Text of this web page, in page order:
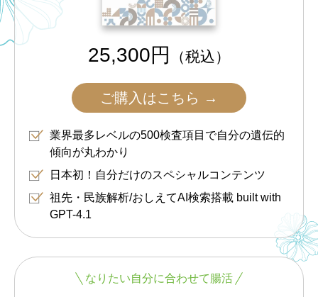
25,300円 （税込）
ご購入はこちら →
業界最多レベルの500検査項目で自分の遺伝的
傾向が丸わかり
日本初！自分だけのスペシャルコンテンツ
祖先・民族解析/おしえてAI検索搭載 built with
GPT-4.1
なりたい自分に合わせて腸活